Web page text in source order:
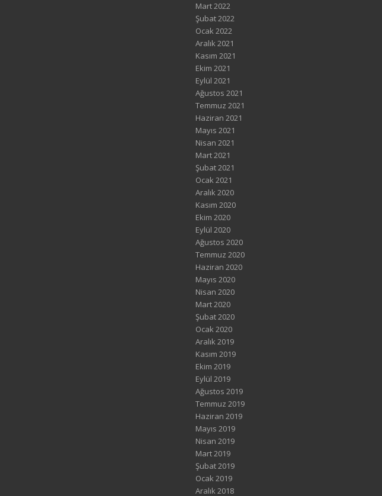
Mart 2022
Şubat 2022
Ocak 2022
Aralık 2021
Kasım 2021
Ekim 2021
Eylül 2021
Ağustos 2021
Temmuz 2021
Haziran 2021
Mayıs 2021
Nisan 2021
Mart 2021
Şubat 2021
Ocak 2021
Aralık 2020
Kasım 2020
Ekim 2020
Eylül 2020
Ağustos 2020
Temmuz 2020
Haziran 2020
Mayıs 2020
Nisan 2020
Mart 2020
Şubat 2020
Ocak 2020
Aralık 2019
Kasım 2019
Ekim 2019
Eylül 2019
Ağustos 2019
Temmuz 2019
Haziran 2019
Mayıs 2019
Nisan 2019
Mart 2019
Şubat 2019
Ocak 2019
Aralık 2018